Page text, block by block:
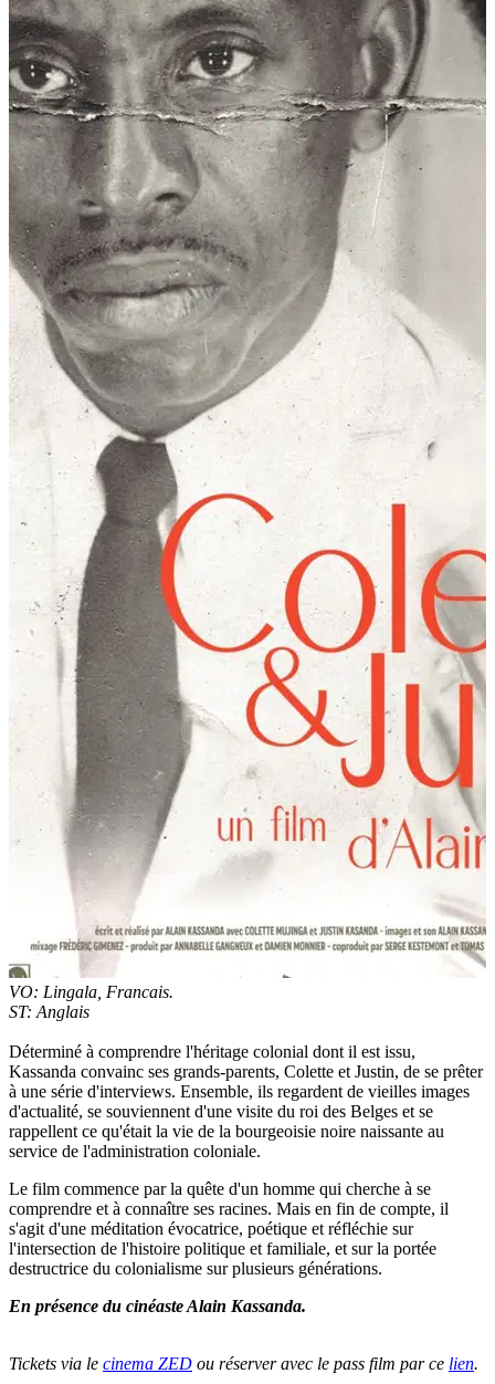
VO: Lingala, Francais.
ST: Anglais
Déterminé à comprendre l'héritage colonial dont il est issu,
Kassanda convainc ses grands-parents, Colette et Justin, de se prêter
à une série d'interviews. Ensemble, ils regardent de vieilles images
d'actualité, se souviennent d'une visite du roi des Belges et se
rappellent ce qu'était la vie de la bourgeoisie noire naissante au
service de l'administration coloniale.
Le film commence par la quête d'un homme qui cherche à se
comprendre et à connaître ses racines. Mais en fin de compte, il
s'agit d'une méditation évocatrice, poétique et réfléchie sur
l'intersection de l'histoire politique et familiale, et sur la portée
destructrice du colonialisme sur plusieurs générations.
En présence du cinéaste Alain Kassanda.
Tickets via le cinema ZED ou réserver avec le pass film par ce lien.